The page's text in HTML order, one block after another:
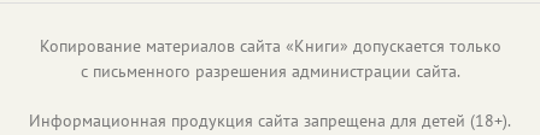
Копирование материалов сайта «Книги» допускается только
с письменного разрешения администрации сайта.
Информационная продукция сайта запрещена для детей (18+).